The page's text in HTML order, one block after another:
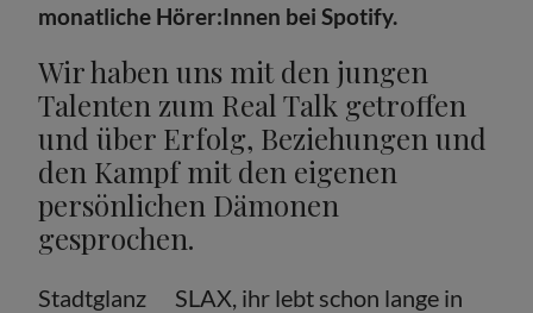
monatliche Hörer:Innen bei Spotify.
Wir haben uns mit den jungen
Talenten zum Real Talk getroffen
und über Erfolg, Beziehungen und
den Kampf mit den eigenen
persönlichen Dämonen
gesprochen.
Stadtglanz
SLAX, ihr lebt schon lange in